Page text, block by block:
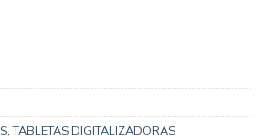
,TABLETAS DIGITALIZADORAS